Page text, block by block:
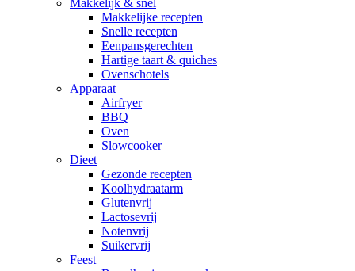
Makkelijk & snel
Makkelijke recepten
Snelle recepten
Eenpansgerechten
Hartige taart & quiches
Ovenschotels
Apparaat
Airfryer
BBQ
Oven
Slowcooker
Dieet
Gezonde recepten
Koolhydraatarm
Glutenvrij
Lactosevrij
Notenvrij
Suikervrij
Feest